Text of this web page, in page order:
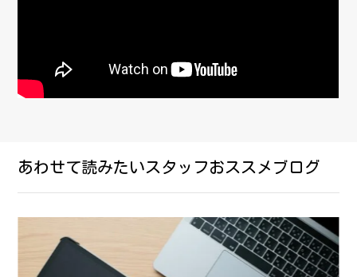
あわせて読みたいスタッフおススメブログ